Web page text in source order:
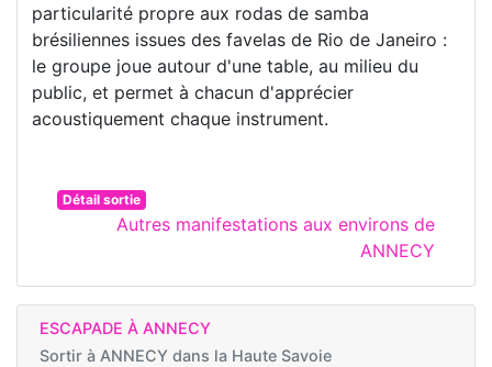
particularité propre aux rodas de samba
brésiliennes issues des favelas de Rio de Janeiro :
le groupe joue autour d'une table, au milieu du
public, et permet à chacun d'apprécier
acoustiquement chaque instrument.
Détail sortie
Autres manifestations aux environs de
ANNECY
ESCAPADE À ANNECY
Sortir à ANNECY dans la Haute Savoie